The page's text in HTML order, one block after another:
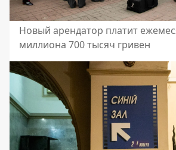
Новый арендатор платит
миллиона 700 тысяч гривен